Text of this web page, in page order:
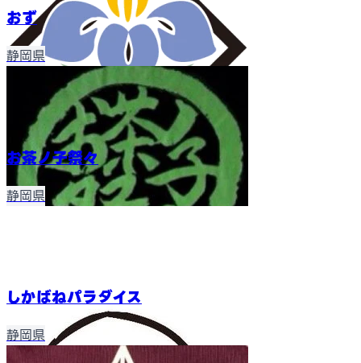
おず
静岡県
お茶ノ子祭々
静岡県
しかばねパラダイス
静岡県